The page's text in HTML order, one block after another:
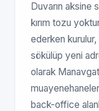
Duvarın aksine
kırım tozu
ederken kurulur,
sökülüp yeni
olarak
back-office